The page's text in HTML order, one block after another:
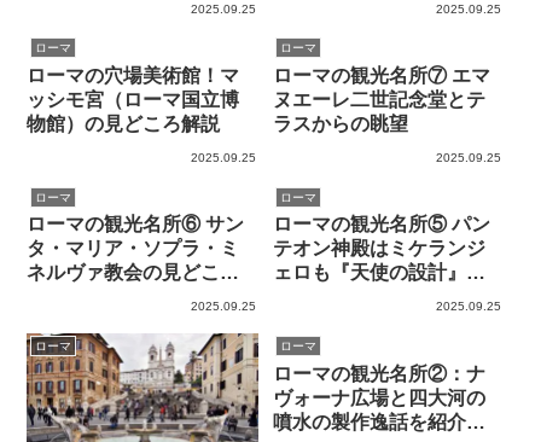
2025.09.25 2025.09.25
ローマ
ローマの穴場美術館！マ
ッシモ宮（ローマ国立博
物館）の見どころ解説
2025.09.25
ローマ
ローマの観光名所⑦ エマ
ヌエーレ二世記念堂とテ
ラスからの眺望
2025.09.25
ローマ
ローマの観光名所⑥ サン
タ・マリア・ソプラ・ミ
ネルヴァ教会の見どころ
2025.09.25
ローマ
ローマの観光名所⑤ パン
テオン神殿はミケランジ
ェロも『天使の設計』と
2025.09.25
ローマ ローマ
ローマの観光名所②：ナ
ヴォーナ広場と四大河の
噴水の製作逸話を紹介し